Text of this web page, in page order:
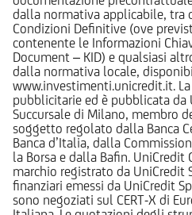
dalla normativa applicabile, tra
Condizioni Definitive (ove
contenente le Informazioni
Document – KID) e qualsiasi
dalla normativa locale,
www.investimenti.unicredit.it.
pubblicitarie ed è pubblicata da
Succursale di Milano, membro
soggetto regolato dalla Banca
Banca d’Italia, dalla
la Borsa e dalla Bafin.
marchio registrato da UniCredit
finanziari emessi da UniCredit
sono negoziati sul CERT-X di